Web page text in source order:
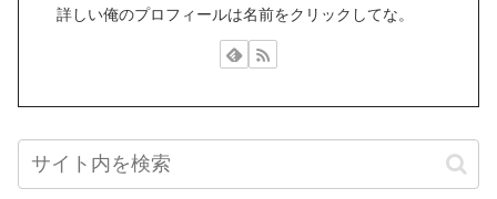
詳しい俺のプロフィールは名前をクリックしてな。